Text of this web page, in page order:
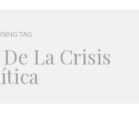
TAG
La Crisis